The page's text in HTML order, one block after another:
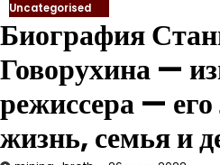
Uncategorised
Биография
Говорухина —
режиссера —
жизнь, семья и